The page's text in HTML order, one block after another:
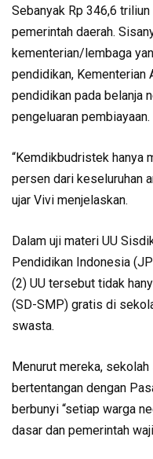
Sebanyak Rp 346,6
pemerintah daerah.
kementerian/lembaga
pendidikan, Kementerian
pendidikan pada belanja
pengeluaran pembiayaan.
“Kemdikbudristek hanya
persen dari keseluruhan
ujar Vivi menjelaskan.
Dalam uji materi UU
Pendidikan Indonesia
(2) UU tersebut tidak
(SD-SMP) gratis di
swasta.
Menurut mereka,
bertentangan dengan
berbunyi “setiap warga
dasar dan pemerintah